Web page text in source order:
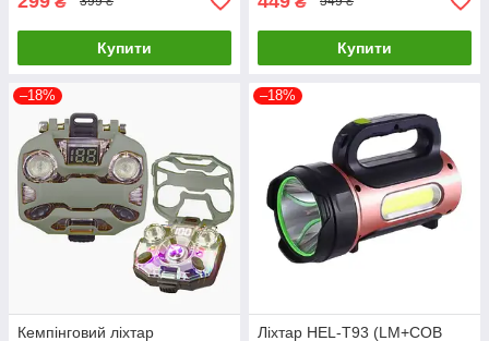
Купити Купити
–18%
Кемпінговий ліхтар
–18%
Ліхтар HEL-T93 (LM+COB